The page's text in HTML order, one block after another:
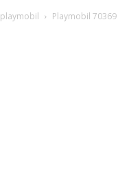
playmobil Playmobil